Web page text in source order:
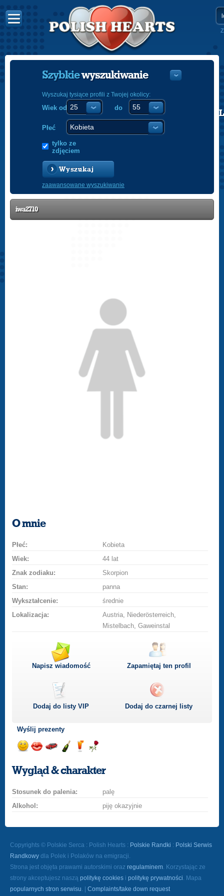
POLISH
Szybkiewyszukiwanie
Wyszukaj tysiące profili z Twojej okolicy:
Wiek od do
Płeć
tylko ze
zdjęciem
Wyszukaj
zaawansowane wyszukiwanie
iwa2710
O mnie
Płeć:
Kobieta
Wiek:
44 lat
Znak zodiaku:
Skorpion
Stan:
panna
Wykształcenie:
średnie
Lokalizacja:
Austria, Niederösterreich,
Mistelbach, Gaweinstal
Napisz wiadomość Zapamiętaj ten profil
Dodaj do listyVIP Dodaj do czarnej listy
Wyślij prezenty
uśmiech
buziakasamochodem
szampana
drinka
różę
Wygląd & charakter
Stosunek do palenia:
palę
Alkohol:
piję okazyjnie
Copyrights © Polskie Serca : Polish Hearts : Polskie Randki : Polski Serwis
Randkowy dla Polek i Polaków na emigracji.
Strona jest objęta prawami autorskimi oraz regulaminem. Korzystając ze
strony akceptujesz naszą politykę cookies i politykę prywatności. Mapa
popularnych stron serwisu. | Complaints/take down request